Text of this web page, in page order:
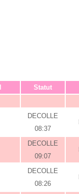
Statut
DECOLLE
08:37
DECOLLE
09:07
DECOLLE
08:26